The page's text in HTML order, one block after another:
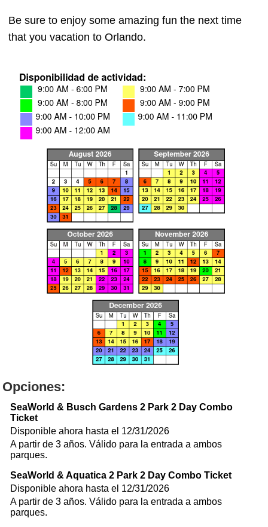
Be sure to enjoy some amazing fun the next time
that you vacation to Orlando.
Opciones:
SeaWorld & Busch Gardens 2 Park 2 Day Combo
Ticket
Disponible ahora hasta el 12/31/2026
A partir de 3 años. Válido para la entrada a ambos
parques.
SeaWorld & Aquatica 2 Park 2 Day Combo Ticket
Disponible ahora hasta el 12/31/2026
A partir de 3 años. Válido para la entrada a ambos
parques.